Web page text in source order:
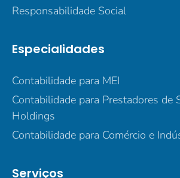
Responsabilidade Social
Especialidades
Contabilidade para MEI
Contabilidade para Prestadores de
Holdings
Contabilidade para Comércio e
Serviços